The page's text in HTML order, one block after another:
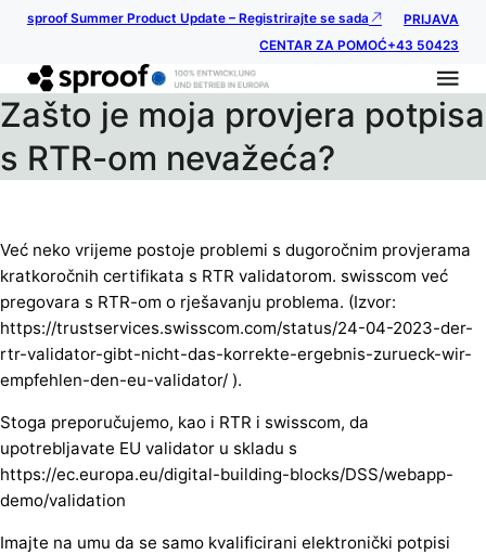
sproof Summer Product Update – Registrirajte se sada
PRIJAVA
CENTAR ZA POMOĆ+43 50423
Zašto je moja provjera potpisa
s RTR-om nevažeća?
Već neko vrijeme postoje problemi s dugoročnim provjerama
kratkoročnih certifikata s RTR validatorom. swisscom već
pregovara s RTR-om o rješavanju problema. (Izvor:
https://trustservices.swisscom.com/status/24-04-2023-der-
rtr-validator-gibt-nicht-das-korrekte-ergebnis-zurueck-wir-
empfehlen-den-eu-validator/ ).
Stoga preporučujemo, kao i RTR i swisscom, da
upotrebljavate EU validator u skladu s
https://ec.europa.eu/digital-building-blocks/DSS/webapp-
demo/validation
Imajte na umu da se samo kvalificirani elektronički potpisi